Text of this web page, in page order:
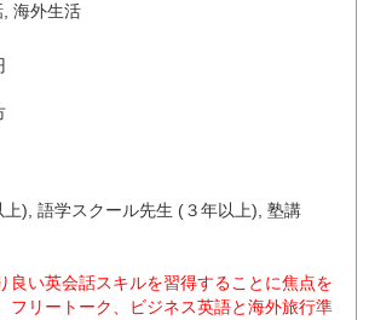
, 海外生活
), 語学スクール先生 (３年以上), 塾講
良い英会話スキルを習得することに焦点を
フリートーク、ビジネス英語と海外旅行準